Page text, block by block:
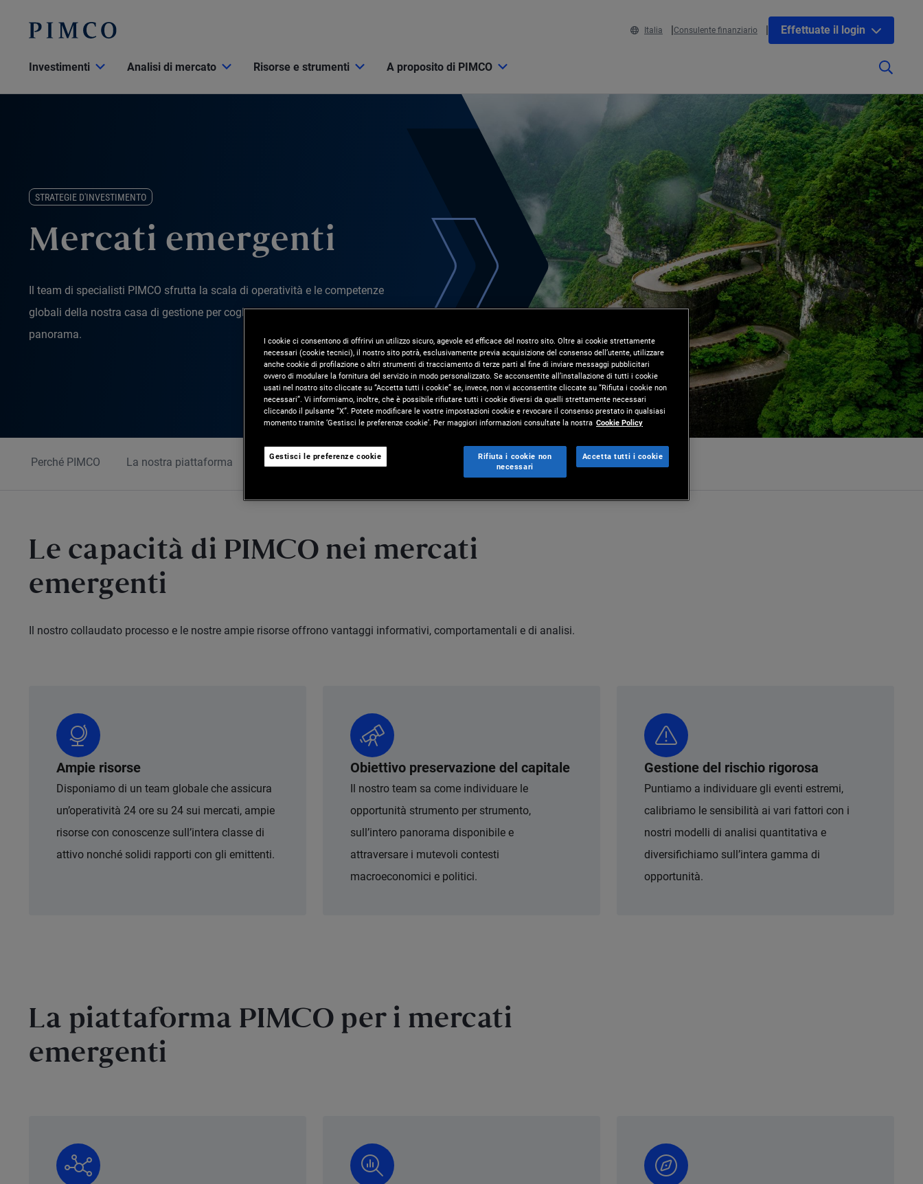
Italia Consulente finanziario Effettuate il login
Investimenti Analisi di mercato Risorse e strumenti A proposito di PIMCO
STRATEGIE D'INVESTIMENTO
Mercati emergenti
Il team di specialisti PIMCO sfrutta la scala di operatività e le competenze
globali della nostra casa di gestione per cogliere opportunità in questo ricco
panorama.
Perché PIMCO La nostra piattaforma Approfondimenti Contattaci
Le capacità di PIMCO nei mercati
emergenti
Il nostro collaudato processo e le nostre ampie risorse offrono vantaggi informativi, comportamentali e di analisi.
Ampie risorse
Disponiamo di un team globale che assicura
un’operatività 24 ore su 24 sui mercati, ampie
risorse con conoscenze sull’intera classe di
attivo nonché solidi rapporti con gli emittenti.
Obiettivo preservazione del capitale
Il nostro team sa come individuare le
opportunità strumento per strumento,
sull’intero panorama disponibile e
attraversare i mutevoli contesti
macroeconomici e politici.
Gestione del rischio rigorosa
Puntiamo a individuare gli eventi estremi,
calibriamo le sensibilità ai vari fattori con i
nostri modelli di analisi quantitativa e
diversifichiamo sull’intera gamma di
opportunità.
La piattaforma PIMCO per i mercati
emergenti
I cookie ci consentono di offrirvi un utilizzo sicuro, agevole ed efficace del nostro sito. Oltre ai cookie strettamente
necessari (cookie tecnici), il nostro sito potrà, esclusivamente previa acquisizione del consenso dell’utente, utilizzare
anche cookie di profilazione o altri strumenti di tracciamento di terze parti al fine di inviare messaggi pubblicitari
ovvero di modulare la fornitura del servizio in modo personalizzato. Se acconsentite all’installazione di tutti i cookie
usati nel nostro sito cliccate su “Accetta tutti i cookie” se, invece, non vi acconsentite cliccate su “Rifiuta i cookie non
necessari”. Vi informiamo, inoltre, che è possibile rifiutare tutti i cookie diversi da quelli strettamente necessari
cliccando il pulsante “X”. Potete modificare le vostre impostazioni cookie e revocare il consenso prestato in qualsiasi
momento tramite ‘Gestisci le preferenze cookie’. Per maggiori informazioni consultate la nostra Cookie Policy
Gestisci le preferenze cookie
Rifiuta i cookie non
necessari
Accetta tutti i cookie